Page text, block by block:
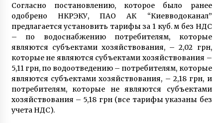
Мешканцям Києва можуть дозволити жити у
підвалах
9 років ago
Понад 100 столичних будинків визнано
аварійними або непридатними для життя
9 років ago
Согласно постановлению, которое было ранее
одобрено НКРЭКУ, ПАО АК “Киевводоканал”
предлагается установить тарифы за 1 куб. м без НДС
– по водоснабжению потребителям, которые
являются субъектами хозяйствования, – 2,02 грн,
которые не являются субъектами хозяйствования –
5,11 грн, по водоотведению – потребителям, которые
являются субъектами хозяйствования, – 2,18 грн, и
потребителям, которые не являются субъектами
хозяйствования – 5,18 грн (все тарифы указаны без
учета НДС).